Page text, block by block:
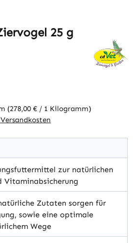
25 g
(278,00 € / 1 Kilogramm)
zur natürlichen
Vitaminabsicherung
Zutaten sorgen für
sowie eine optimale
Wege